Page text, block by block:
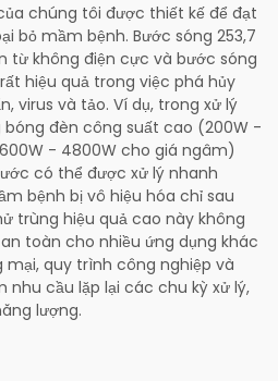
chúng tôi được thiết kế để đạt
bỏ mầm bệnh. Bước sóng 253,7
từ không điện cực và bước sóng
hiệu quả trong việc phá hủy
virus và tảo. Ví dụ, trong xử lý
đèn công suất cao (200W -
- 4800W cho giá ngâm)
có thể được xử lý nhanh
bệnh bị vô hiệu hóa chỉ sau
trùng hiệu quả cao này không
toàn cho nhiều ứng dụng khác
quy trình công nghiệp và
cầu lặp lại các chu kỳ xử lý,
lượng.